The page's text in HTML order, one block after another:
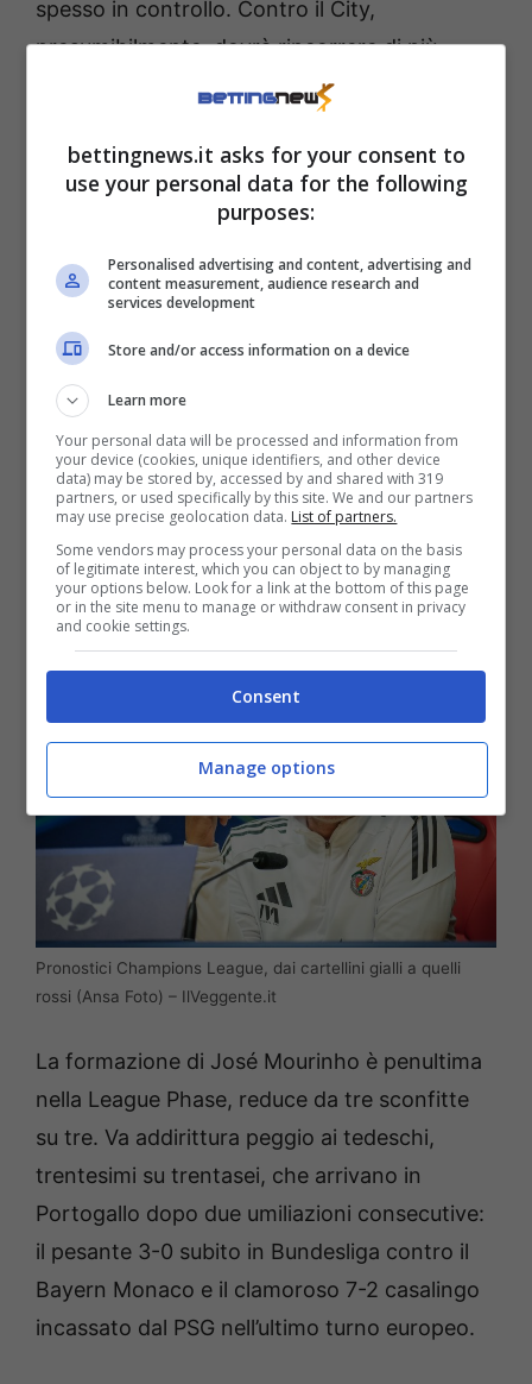
spesso in controllo. Contro il City,
presumibilmente, dovrà rincorrere di più.
Nella Champions 2024/25 è stato ammonito
plus è 2.70.
Pronostici Champions
League, dai cartellini gialli
a quelli rossi
La pressione al Da Luz sarà alle stelle. Sia il
Benficache ilBayer Leverkusensi
presentano a questo appuntamento con la
disperata necessità di vincere: entrambe le
squadre sono ancora a secco di successi
nella fase a gironi della Champions League.
Pronostici Champions League, dai cartellini gialli a quelli
rossi (Ansa Foto) – IlVeggente.it
La formazione di José Mourinho è penultima
nella League Phase, reduce da tre sconfitte
su tre. Va addirittura peggio ai tedeschi,
trentesimi su trentasei, che arrivano in
Portogallo dopo due umiliazioni consecutive:
il pesante 3-0 subito in Bundesliga contro il
Bayern Monaco e il clamoroso 7-2 casalingo
incassato dal PSG nell’ultimo turno europeo.
bettingnews.it asks for your consent to
use your personal data for the following
purposes:
Personalised advertising and content, advertising and
content measurement, audience research and
services development
Store and/or access information on a device
Learn more
Your personal data will be processed and information from
your device (cookies, unique identifiers, and other device
data) may be stored by, accessed by and shared with 319
partners, or used specifically by this site. We and our partners
may use precise geolocation data. List of partners.
Some vendors may process your personal data on the basis
of legitimate interest, which you can object to by managing
your options below. Look for a link at the bottom of this page
or in the site menu to manage or withdraw consent in privacy
and cookie settings.
Consent
Manage options